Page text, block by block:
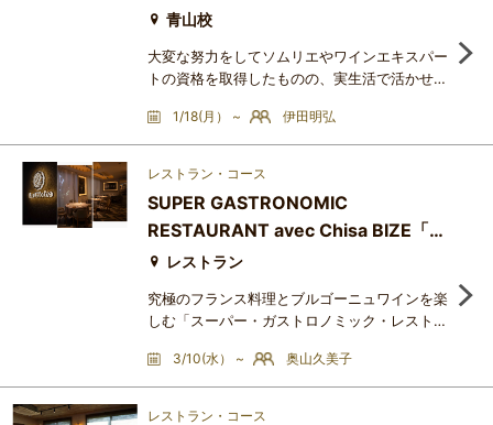
ができます。人はそれぞ
で実践する
青山校
大変な努力をしてソムリエやワインエキスパー
トの資格を取得したものの、実生活で活かせて
ついて知りたい将来の受験者が対象の特別実践
講座です。本講座では、試験で得た知識を実戦
で活用できるように再構築します。レストラン
れるような、大人の教養と洗練された振る舞い
を体系的に身に付けます。最終回のレストラン
回では人気レストラン「
1/18(月） ~ 伊田明弘
レストラン・コース
SUPER GASTRONOMIC
RESTAURANT avec Chisa BIZE「未
来へのメッセージ」
レストラン
究極のフランス料理とブルゴーニュワインを楽
しむ「スーパー・ガストロノミック・レストラ
ニ・レ・ボーヌの老舗ドメーヌ・シモン・ビー
ズの代表を務めるビーズ千砂さんからこのイベ
ントのために空輸したグラン・クリュのラトリ
3/10(水） ~ 奥山久美子
レストラン・コース